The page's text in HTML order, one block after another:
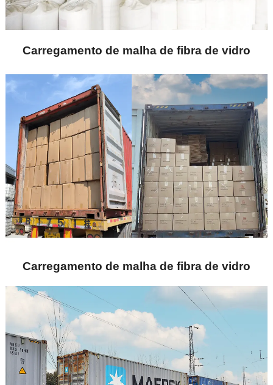
Carregamento de malha de fibra de vidro
Carregamento de malha de fibra de vidro